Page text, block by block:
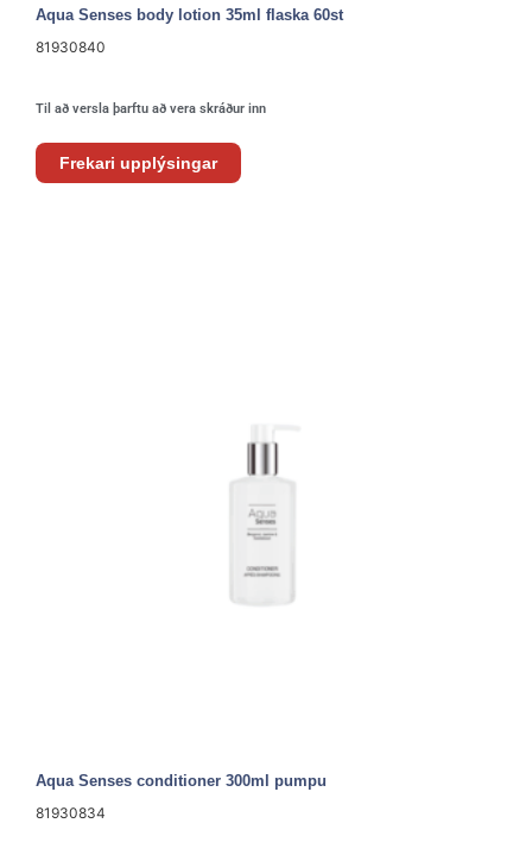
Aqua Senses body lotion 35ml flaska 60st
81930840
Til að versla þarftu að vera skráður inn
Frekari upplýsingar
Aqua Senses conditioner 300ml pumpu
81930834